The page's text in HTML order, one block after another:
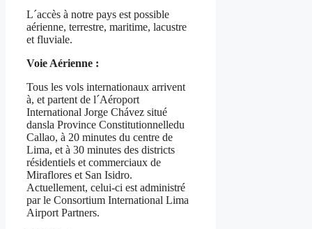
L´accès à notre pays est possible
aérienne, terrestre, maritime, lacustre
et fluviale.
Voie Aérienne :
Tous les vols internationaux arrivent
à, et partent de l´Aéroport
International Jorge Chávez situé
dansla Province Constitutionnelledu
Callao, à 20 minutes du centre de
Lima, et à 30 minutes des districts
résidentiels et commerciaux de
Miraflores et San Isidro.
Actuellement, celui-ci est administré
par le Consortium International Lima
Airport Partners.